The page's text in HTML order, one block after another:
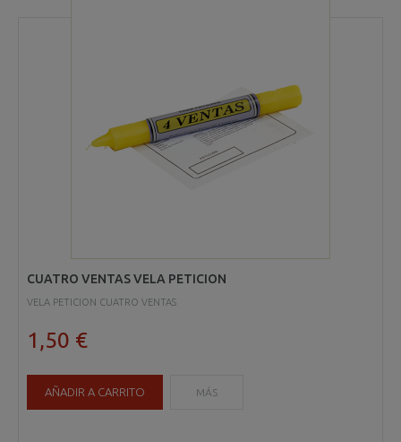
CUATRO VENTAS VELA PETICION
VELA PETICION CUATRO VENTAS
1,50 €
AÑADIR A CARRITO MÁS